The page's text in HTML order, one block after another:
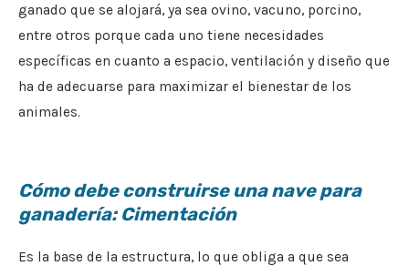
ganado que se alojará, ya sea ovino, vacuno, porcino,
entre otros porque cada uno tiene necesidades
específicas en cuanto a espacio, ventilación y diseño que
ha de adecuarse para maximizar el bienestar de los
animales.
Cómo debe construirse una nave para
ganadería: Cimentación
Es la base de la estructura, lo que obliga a que sea